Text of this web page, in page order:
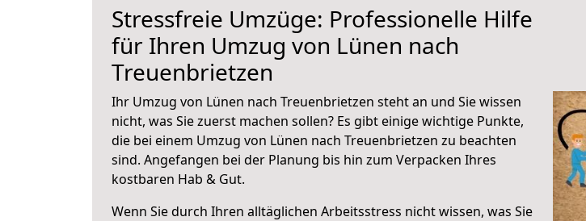
Stressfreie Umzüge: Professionelle Hilfe
für Ihren Umzug von Lünen nach
Treuenbrietzen
Ihr Umzug von Lünen nach Treuenbrietzen steht an und Sie wissen
nicht, was Sie zuerst machen sollen? Es gibt einige wichtige Punkte,
die bei einem Umzug von Lünen nach Treuenbrietzen zu beachten
sind. Angefangen bei der Planung bis hin zum Verpacken Ihres
kostbaren Hab & Gut.
Wenn Sie durch Ihren alltäglichen Arbeitsstress nicht wissen, was Sie